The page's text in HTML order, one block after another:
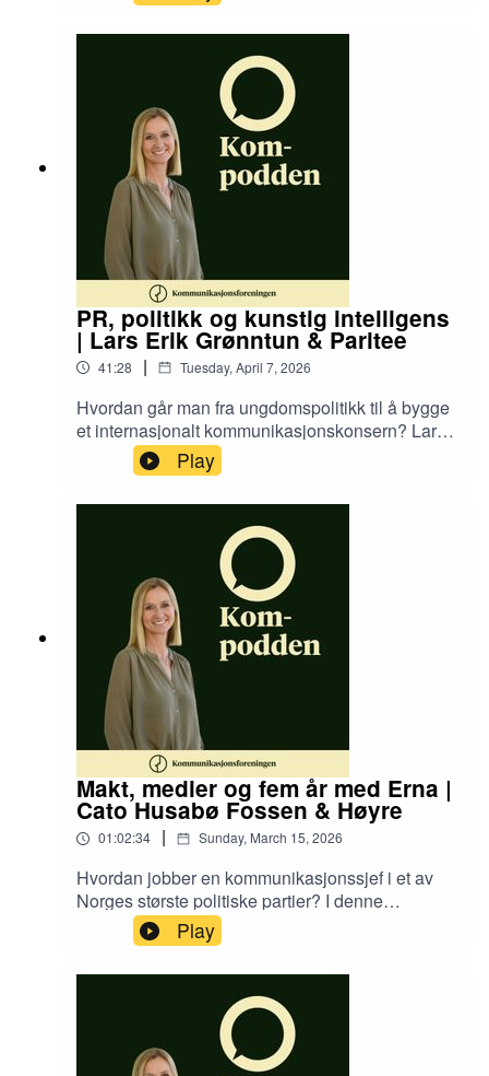
Kommunikasjonsdagen. I denne episoden møtes
vi til en åpen samtale om hva kritikken handlet
om, hvorfor slike debatter oppstår og hvordan
kommunikasjonsfaget kan jobbe bedre med
representasjon og inkludering. Vi snakker om
strukturer, samfunnsansvar og hvorfor dialog er
avgjørende for å skape endring.
PR, politikk og kunstig intelligens
| Lars Erik Grønntun & Paritee
41:28 | Tuesday, April 7, 2026
Hvordan går man fra ungdomspolitikk til å bygge
et internasjonalt kommunikasjonskonsern? Lars-
Erik Grønntun forteller om reisen fra
Fremskrittspartiets Ungdom til Paritee, samspillet
mellom politikk og PR, og hvorfor han mener
bransjen spiller en viktig rolle i demokratiet. Vi
snakker også om kritikken mot lobbyvirksomhet,
globale ambisjoner og hvordan kunstig
intelligens er i ferd med å endre
kommunikasjonsfaget.
Play
Makt, medier og fem år med Erna |
Cato Husabø Fossen & Høyre
01:02:34 | Sunday, March 15, 2026
Hvordan jobber en kommunikasjonssjef i et av
Norges største politiske partier? I denne
episoden møter vi Cato Husabø Fossen, som
nylig gikk av etter fem år som
kommunikasjonssjef i Høyre. Han forteller om
overgangen fra journalist til politisk strateg,
hvordan partier bruker medier for å sette
dagsorden, og hva han lærte av å håndtere en av
de største politiske krisene i nyere tid.
Play